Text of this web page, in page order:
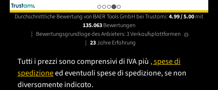
Durchschnittliche Bewertung von BAER Tools GmbH bei Trustami:4.99 / 5.00mit
135.063Bewertungen
| Bewertungsgrundlage des Anbieters: 3 Verkaufsplattformen
| 23Jahre Erfahrung
Tutti i prezzi sono comprensivi di IVA più , spese di
spedizioneed eventuali spese di spedizione, se non
diversamente indicato.